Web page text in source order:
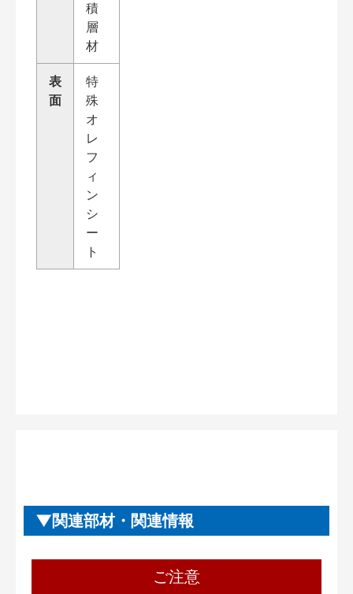
積
層
材
表
面
特
殊
オ
レ
フ
ィ
ン
シ
ー
ト
関連部材・関連情報
ご注意